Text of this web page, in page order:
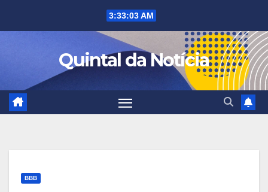
3:33:04 AM
Quintal da Notícia
BBB